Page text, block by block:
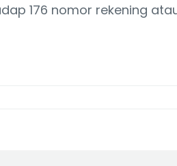
176 nomor rekening